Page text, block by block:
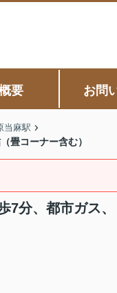
要 お問
当麻駅
畳コーナー含む）
分、都市ガス、